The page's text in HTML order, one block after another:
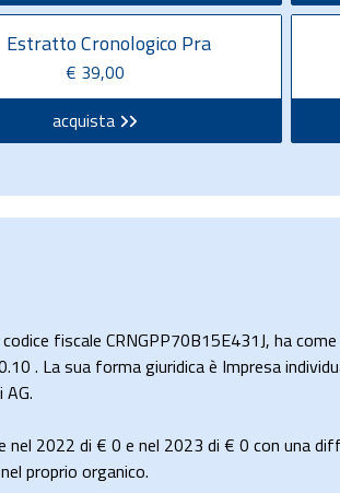
Estratto Cronologico Pra
€ 39,00
acquista
fiscale CRNGPP70B15E431J, ha
. La sua forma giuridica è Impresa
nel 2022 di € 0 e nel 2023 di € 0 con una
proprio organico.